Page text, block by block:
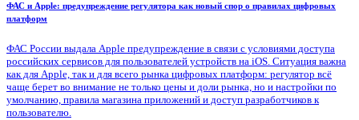
ФАС и Apple: предупреждение регулятора как новый спор о правилах цифровых
платформ
ФАС России выдала Apple предупреждение в связи с условиями доступа
российских сервисов для пользователей устройств на iOS. Ситуация важна
как для Apple, так и для всего рынка цифровых платформ: регулятор всё
чаще берет во внимание не только цены и доли рынка, но и настройки по
умолчанию, правила магазина приложений и доступ разработчиков к
пользователю.